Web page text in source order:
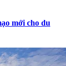
mới cho du